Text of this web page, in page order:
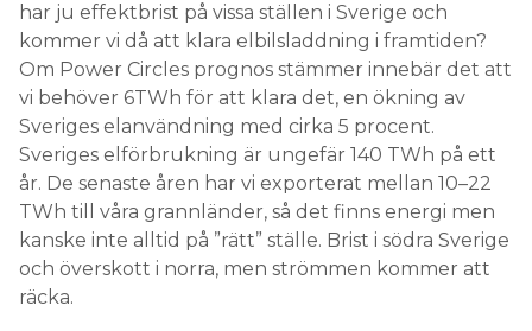
har ju effektbrist på vissa ställen i Sverige och
kommer vi då att klara elbilsladdning i framtiden?
Om Power Circles prognos stämmer innebär det att
vi behöver 6TWh för att klara det, en ökning av
Sveriges elanvändning med cirka 5 procent.
Sveriges elförbrukning är ungefär 140 TWh på ett
år. De senaste åren har vi exporterat mellan 10–22
TWh till våra grannländer, så det finns energi men
kanske inte alltid på ”rätt” ställe. Brist i södra Sverige
och överskott i norra, men strömmen kommer att
räcka.